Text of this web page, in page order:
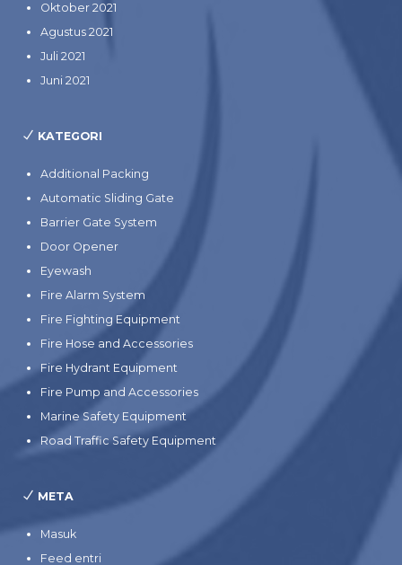
Oktober 2021
Agustus 2021
Juli 2021
Juni 2021
KATEGORI
Additional Packing
Automatic Sliding Gate
Barrier Gate System
Door Opener
Eyewash
Fire Alarm System
Fire Fighting Equipment
Fire Hose and Accessories
Fire Hydrant Equipment
Fire Pump and Accessories
Marine Safety Equipment
Road Traffic Safety Equipment
META
Masuk
Feed entri